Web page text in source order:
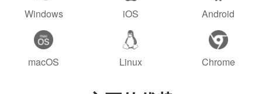
Windows iOS Android
macOS Linux Chrome